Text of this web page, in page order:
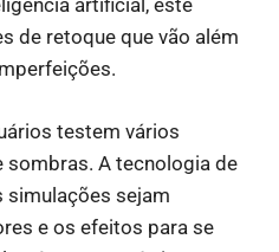
artificial, este
de retoque que vão além
testem vários
A tecnologia de
simulações sejam
e os efeitos para se